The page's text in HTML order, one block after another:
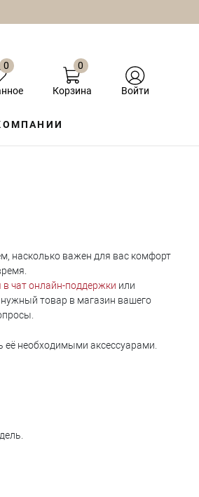
0 0
Корзина Войти
насколько важен для вас комфорт
в чат онлайн-поддержки или
нужный товар в магазин вашего
необходимыми аксессуарами.